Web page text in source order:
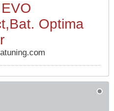
Optima